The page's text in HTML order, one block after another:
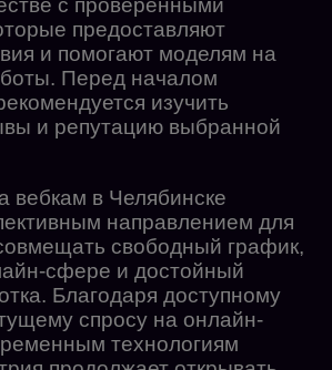
с проверенными
предоставляют
и помогают моделям на
Перед началом
изучить
и репутацию выбранной
вебкам в Челябинске
направлением для
свободный график,
сфере и достойный
Благодаря доступному
спросу на онлайн-
технологиям